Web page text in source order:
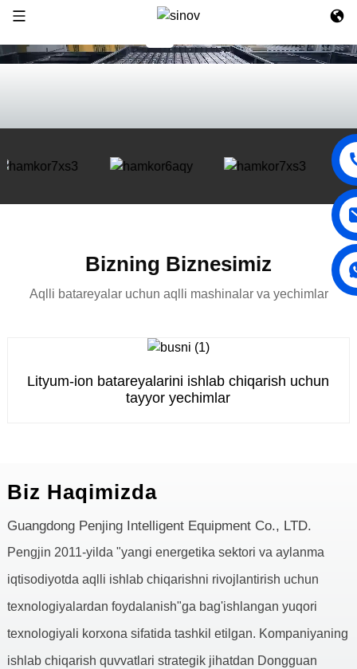
Bizning Biznesimiz
Aqlli batareyalar uchun aqlli mashinalar va yechimlar
Lityum-ion batareyalarini ishlab chiqarish uchun
tayyor yechimlar
Biz Haqimizda
Guangdong Penjing Intelligent Equipment Co., LTD.
Pengjin 2011-yilda "yangi energetika sektori va aylanma
iqtisodiyotda aqlli ishlab chiqarishni rivojlantirish uchun
texnologiyalardan foydalanish"ga bag'ishlangan yuqori
texnologiyali korxona sifatida tashkil etilgan. Kompaniyaning
ishlab chiqarish quvvatlari strategik jihatdan Dongguan